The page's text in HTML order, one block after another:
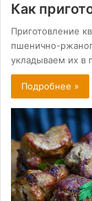
Как
Приготовление
пшенично-
укладываем их в
Подробнее »